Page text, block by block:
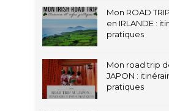
Mon ROAD
en IRLANDE :
pratiques
Mon road trip
JAPON :
pratiques